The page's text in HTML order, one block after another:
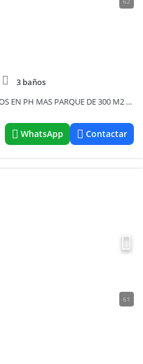
3 baños
OPORTUNIDAD 3 DEPARTAMENTOS EN PH MAS PARQUE DE 300 M2 (SON 3 DEPTOS SE VENDEN EN CONJUNTO D270.000)
WhatsApp Contactar
61